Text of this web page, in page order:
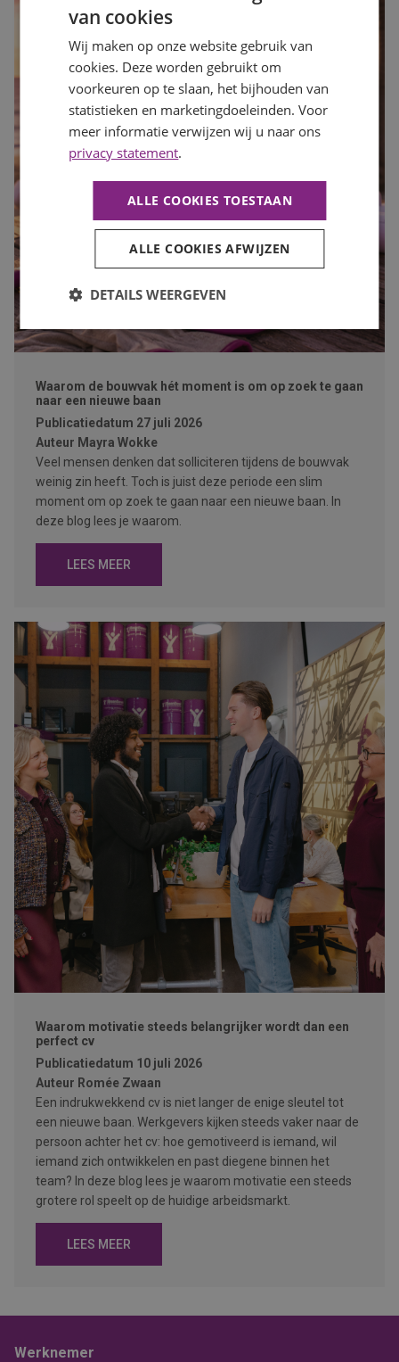
Waarom de bouwvak hét moment is om op zoek te gaan
naar een nieuwe baan
Publicatiedatum 27 juli 2026
Auteur Mayra Wokke
Veel mensen denken dat solliciteren tijdens de bouwvak
weinig zin heeft. Toch is juist deze periode een slim
moment om op zoek te gaan naar een nieuwe baan. In
deze blog lees je waarom.
LEES MEER
Waarom motivatie steeds belangrijker wordt dan een
perfect cv
Publicatiedatum 10 juli 2026
Auteur Romée Zwaan
Een indrukwekkend cv is niet langer de enige sleutel tot
een nieuwe baan. Werkgevers kijken steeds vaker naar de
persoon achter het cv: hoe gemotiveerd is iemand, wil
iemand zich ontwikkelen en past diegene binnen het
team? In deze blog lees je waarom motivatie een steeds
grotere rol speelt op de huidige arbeidsmarkt.
LEES MEER
Werknemer
van cookies
Wij maken op onze website gebruik van
cookies. Deze worden gebruikt om
voorkeuren op te slaan, het bijhouden van
statistieken en marketingdoeleinden. Voor
meer informatie verwijzen wij u naar ons
privacy statement.
ALLE COOKIES TOESTAAN
ALLE COOKIES AFWIJZEN
DETAILS WEERGEVEN